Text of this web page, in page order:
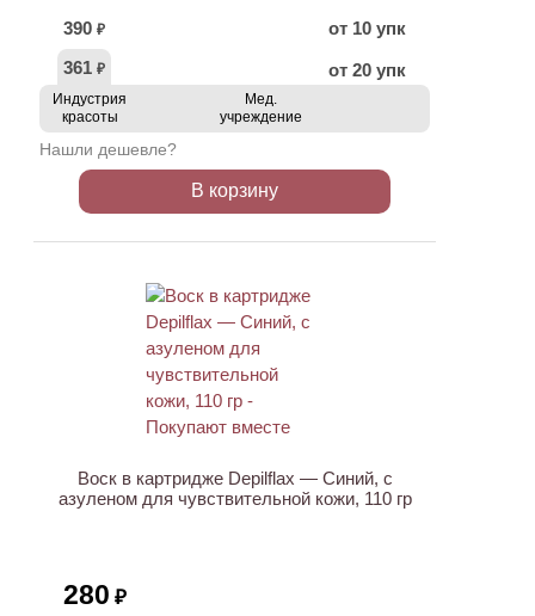
390 ₽
от 10 упк
361 ₽ от 20 упк
Индустрия
красоты
Мед.
учреждение
Нашли дешевле?
В корзину
Воск в картридже Depilflax — Синий, с
азуленом для чувствительной кожи, 110 гр
280 ₽